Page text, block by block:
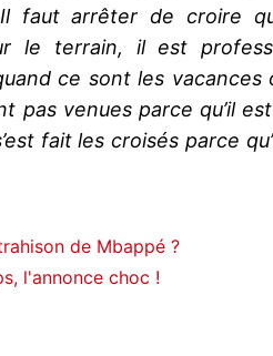
faut arrêter de croire
le terrain, il est
ce sont les vacances
pas venues parce qu’il
fait les croisés parce
de Mbappé ?
l'annonce choc !